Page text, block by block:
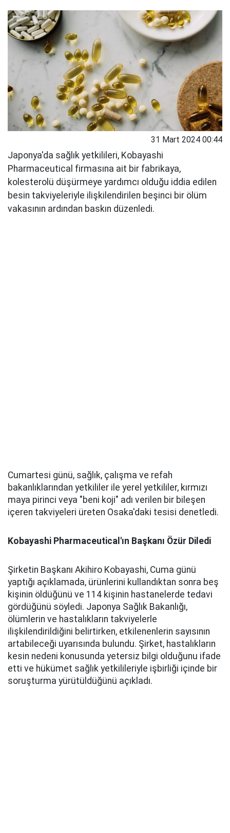
31 Mart 2024 00:44
Japonya'da sağlık yetkilileri, Kobayashi
Pharmaceutical firmasına ait bir fabrikaya,
kolesterolü düşürmeye yardımcı olduğu iddia edilen
besin takviyeleriyle ilişkilendirilen beşinci bir ölüm
vakasının ardından baskın düzenledi.
Cumartesi günü, sağlık, çalışma ve refah
bakanlıklarından yetkililer ile yerel yetkililer, kırmızı
maya pirinci veya "beni koji" adı verilen bir bileşen
içeren takviyeleri üreten Osaka'daki tesisi denetledi.
Kobayashi Pharmaceutical'ın Başkanı Özür Diledi
Şirketin Başkanı Akihiro Kobayashi, Cuma günü
yaptığı açıklamada, ürünlerini kullandıktan sonra beş
kişinin öldüğünü ve 114 kişinin hastanelerde tedavi
gördüğünü söyledi. Japonya Sağlık Bakanlığı,
ölümlerin ve hastalıkların takviyelerle
ilişkilendirildiğini belirtirken, etkilenenlerin sayısının
artabileceği uyarısında bulundu. Şirket, hastalıkların
kesin nedeni konusunda yetersiz bilgi olduğunu ifade
etti ve hükümet sağlık yetkilileriyle işbirliği içinde bir
soruşturma yürütüldüğünü açıkladı.